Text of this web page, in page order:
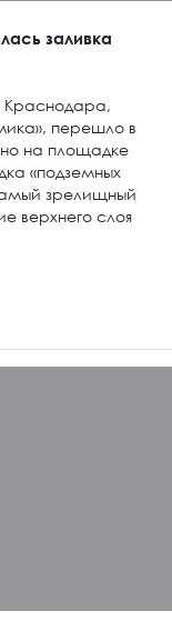
заливка
Краснодара,
перешло в
на площадке
«подземных
зрелищный
верхнего слоя